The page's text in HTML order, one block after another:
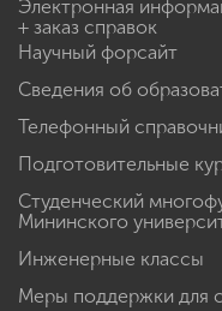
Электронная
+ заказ справок
Научный форсайт
Сведения об
Телефонный
Подготовительные
Студенческий
Мининского
Инженерные классы
Меры поддержки для